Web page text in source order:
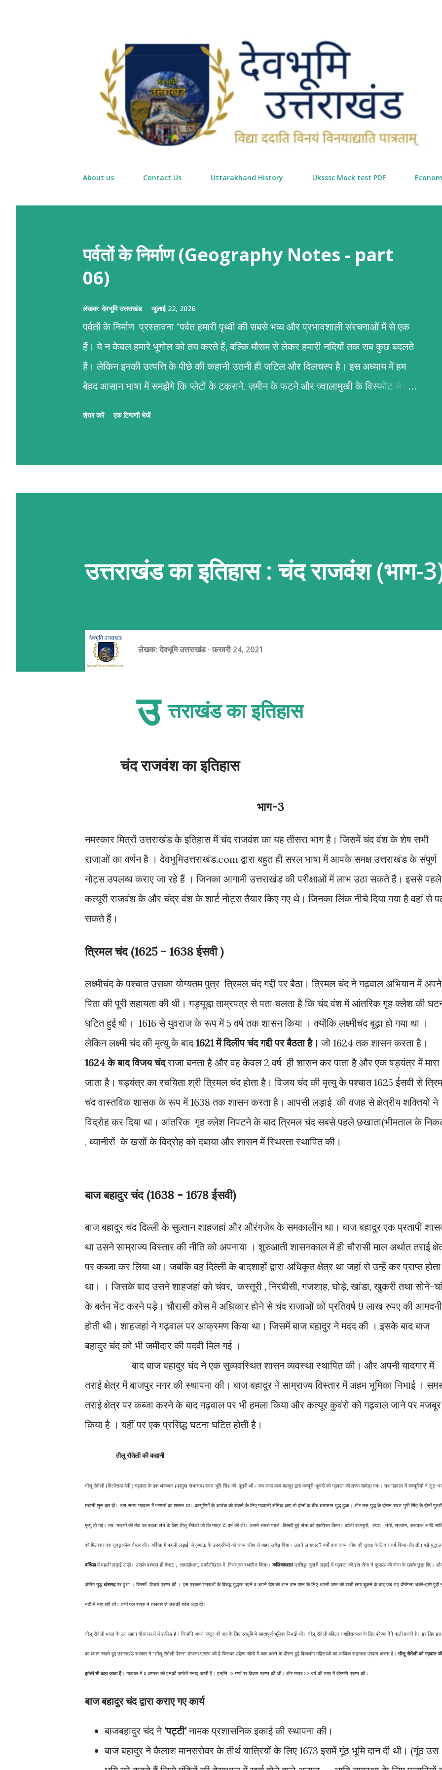
About us Contact Us Uttarakhand History Uksssc Mock test PDF
पर्वतों के निर्माण (Geography Notes - part
06)
लेखक:देवभूमि उत्तराखंड जुलाई 22, 2026
पर्वतों के निर्माण प्रस्तावना "पर्वत हमारी पृथ्वी की सबसे भव्य और प्रभावशाली संरचनाओं में से एक
हैं। ये न केवल हमारे भूगोल को तय करते हैं, बल्कि मौसम से लेकर हमारी नदियों तक सब कुछ बदलते
हैं। लेकिन इनकी उत्पत्ति के पीछे की कहानी उतनी ही जटिल और दिलचस्प है। इस अध्याय में हम
बेहद आसान भाषा में समझेंगे कि प्लेटों के टकराने, ज़मीन के फटने और ज्वालामुखी के विस्फोट से इन
10 सेमी) से खिसकती रहती हैं। जब ये प्लेटें एक-दूसरे की ओर बढ़ती हैं, दूर जाती हैं या आपस में
शेयर करें एक टिप्पणी भेजें
उत्तराखंड का इतिहास : चंद राजवंश (भाग-
लेखक: देवभूमि उत्तराखंड फ़रवरी 24, 2021
उ त्तराखंड का इतिहास
चंद राजवंश का इतिहास
भाग-3
नमस्कार मित्रों उत्तराखंड के इतिहास में चंद राजवंश का यह तीसरा भाग है। जिसमें चंद वंश के शेष सभी
राजाओं का वर्णन है । देवभूमिउत्तराखंड.com द्वारा बहुत ही सरल भाषा में आपके समक्ष उत्तराखंड के संपूर्ण
नोट्स उपलब्ध कराए जा रहे हैं । जिनका आगामी उत्तराखंड की परीक्षाओं में लाभ उठा सकते हैं। इससे पहले
कत्यूरी राजवंश के और चंद्र वंश के शार्ट नोट्स तैयार किए गए थे। जिनका लिंक नीचे दिया गया है वहां से
सकते हैं।
त्रिमल चंद (1625 - 1638 ईसवी )
लक्ष्मीचंद के पश्चात उसका योग्यतम पुत्र त्रिमल चंद गद्दी पर बैठा। त्रिमल चंद ने गढ़वाल अभियान में अपने
पिता की पूरी सहायता की थी। गड्यूडा़ ताम्रपत्र से पता चलता है कि चंद वंश में आंतरिक गृह क्लेश की
घटित हुई थी। 1616 से युवराज के रूप में 5 वर्ष तक शासन किया । क्योंकि लक्ष्मीचंद बूढ़ा हो गया था ।
लेकिन लक्ष्मी चंद की मृत्यु के बाद1621 में दिलीप चंद गद्दी पर बैठता है।जो 1624 तक शासन करता है।
1624 के बाद विजय चंदराजा बनता है और वह केवल 2 वर्ष ही शासन कर पाता है और एक षड्यंत्र में मारा
जाता है। षड्यंत्र का रचयिता श्री त्रिमल चंद होता है। विजय चंद की मृत्यु के पश्चात 1625 ईसवी से
चंद वास्तविक शासक के रूप में 1638 तक शासन करता है। आपसी लड़ाई की वजह से क्षेत्रीय शक्तियों ने
विद्रोह कर दिया था। आंतरिक गृह क्लेश निपटने के बाद त्रिमल चंद सबसे पहले छखाता(भीमताल के
, ध्यानीरों के खसों के विद्रोह को दबाया और शासन में स्थिरता स्थापित की।
बाज बहादुर चंद (1638 - 1678 ईसवी)
बाज बहादुर चंद दिल्ली के सुल्तान शाहजहां और औरंगजेब के समकालीन था। बाज बहादुर एक प्रतापी
था उसने साम्राज्य विस्तार की नीति को अपनाया । शुरुआती शासनकाल में ही चौरासी माल अर्थात तराई
पर कब्जा कर लिया था। जबकि वह दिल्ली के बादशाहों द्वारा अधिकृत क्षेत्र था जहां से उन्हें कर प्राप्त होता
था। । जिसके बाद उसने शाहजहां को चंवर, कस्तूरी , निरबीसी, गजशाह, घोड़े, खांडा, खुकरी तथा सोने-
के बर्तन भेंट करने पड़े। चौरासी कोस में अधिकार होने से चंद राजाओं को प्रतिवर्ष 9 लाख रुपए की आमदनी
होती थी। शाहजहां ने गढ़वाल पर आक्रमण किया था। जिसमें बाज बहादुर ने मदद की । इसके बाद बाज
बहादुर चंद को भी जमीदार की पदवी मिल गई ।
बाद बाज बहादुर चंद ने एक सुव्यवस्थित शासन व्यवस्था स्थापित की। और अपनी यादगार में
तराई क्षेत्र में बाजपुर नगर की स्थापना की। बाज बहादुर ने साम्राज्य विस्तार में अहम भूमिका निभाई ।
तराई क्षेत्र पर कब्जा करने के बाद गढ़वाल पर भी हमला किया और कत्यूर कुवंरो को गढ़वाल जाने पर मजबूर
किया है । यहीं पर एक प्रसिद्ध घटना घटित होती है।
तीलू रौतेली की कहानी
तीलू रौतेली (तिलोत्तमा देवी ) गढ़वाल के एक थोकदार (प्रमुख सभासद) रावत भूपि सिंह की पुत्री थी। जब राजा बाज बहादुर द्वारा कत्यूरी-कुवंरो को गढ़वाल की तरफ खदेड़ा गया। तब गढ़वाल में कत्यूरियों ने लूट-
मचानी शुरू कर दी। उस समय गढ़वाल में परमारों का शासन था। कत्यूरियों के आतंक को रोकने के लिए गढ़वाली सैनिक आए तो दोनों के बीच घमासान युद्ध हुआ। और उस युद्ध के दौरान रावत भूपी सिंह के दोनों
मृत्यु हो गई। तब भाइयों की मौत का बदला लेने के लिए तीलू रौतेली जो कि मात्र 15 वर्ष की थी। उसनेे सबसे पहले बिखरी हुई सेना को एकत्रित किया। कोली राजपूतों, रावत , नेगी, सज्वाण, असवाल आदि
को मिलाकर एक सुदृढ़ फौज तैयार की। बर्किंडा में पहली लड़ाई में कुमाऊं के उपद्रवियों को राज्य सीमा से बाहर खदेड़ दिया। उसने लगातार 7 वर्षों तक राज्य सीमा की सुरक्षा के लिए संघर्ष किया और तीन बड़े युद्ध
बर्किंडामें पहली लड़ाई लड़ी। उसके पश्चात ही देघाट , तामाढौधान, टकौलीखाल में नियंत्रण स्थापित किया। कलिंकाखाल प्रसिद्ध दूसरी लड़ाई में गढ़वाल की इस सेना ने कुमाऊं की सेना के छक्के छुड़ा दिए। और
अंतिम युद्धखेरागढ़पर हुआ । जिसमें विजय प्राप्त की । इस प्रकार शत्रुओं के विरुद्ध युद्धरत रहने व अपने देश की आन बान शान के लिए अपनी जान की बाजी लगा चुकने के बाद जब यह वीरांगना थकी-हारी पूर्वी
नदी में नहा रही थी। तभी एक शत्रु ने तलवार से उसकी गर्दन उड़ा दी।
तीलू रौतेली भारत के उन महान वीरांगनाओं में शामिल है। जिन्होंने अपने राष्ट्र की रक्षा के लिए रणभूमि में महत्वपूर्ण भूमिका निभाई थी। तीलू रौतेली महिला सशक्तिकरण के लिए प्रेरणा देने वाली हस्ती है। इसलिए
का ध्यान रखते हुए उत्तराखंड सरकार ने "तीलू रौतेली पेंशन" योजना प्रारंभ की है जिसका उद्देश्य खेतों में काम करने के दौरान हुई विकलांग महिलाओं का आर्थिक सहायता प्रदान करना है। तीलू रौतेली को गढ़वाल की
झांसी भी कहा जाता है। गढ़वाल में 8 अगस्त को इनकी जयंती मनाई जाती है। इन्होंने 13 गणों पर विजय प्राप्त की थी। और मात्र 22 वर्ष की उम्र में वीरगति प्राप्त की।
बाज बहादुर चंद द्वारा कराए गए कार्य
बाजबहादुर चंद ने'पट्टी'नामक प्रशासनिक इकाई की स्थापना की।
बाज बहादुर ने कैलाश मानसरोवर के तीर्थ यात्रियों के लिए 1673 इसमें गूंठ भूमि दान दी थी। (गूंठ उस